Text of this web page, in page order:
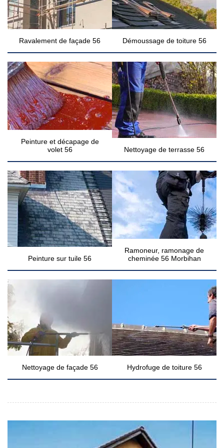
Ravalement de façade 56 Démoussage de toiture 56
Peinture et décapage de
volet 56
Nettoyage de terrasse 56
Peinture sur tuile 56
Ramoneur, ramonage de
cheminée 56 Morbihan
Nettoyage de façade 56 Hydrofuge de toiture 56